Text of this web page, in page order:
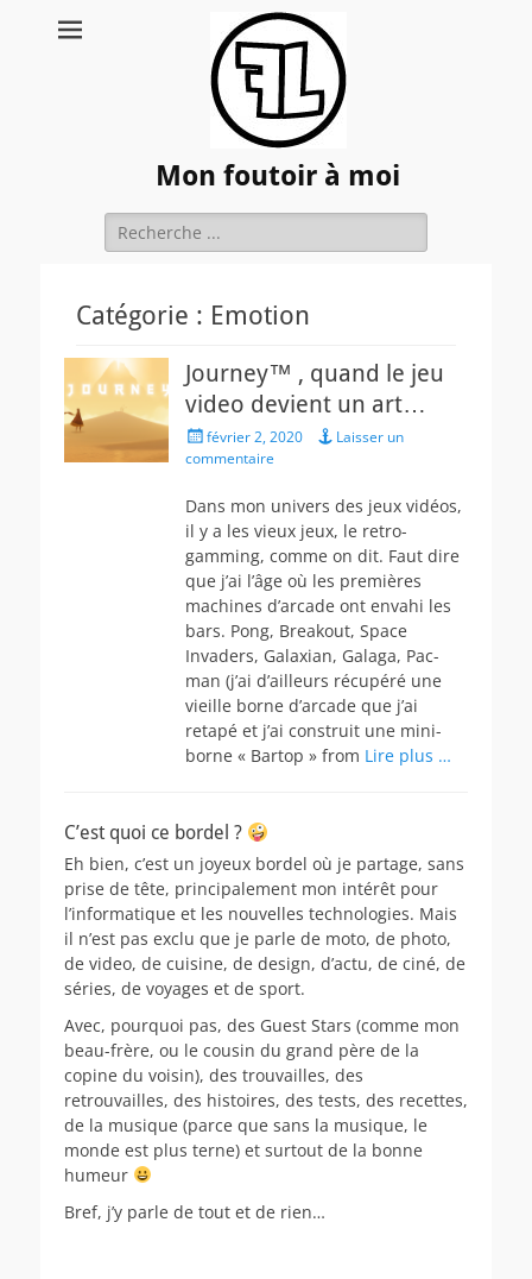
Mon foutoir à moi
Rechercher :
Catégorie : Emotion
Journey™ , quand le jeu
video devient un art…
Posted
on
février 2, 2020
Laisser un
commentaire
Dans mon univers des jeux vidéos,
il y a les vieux jeux, le retro-
gamming, comme on dit. Faut dire
que j’ai l’âge où les premières
machines d’arcade ont envahi les
bars. Pong, Breakout, Space
Invaders, Galaxian, Galaga, Pac-
man (j’ai d’ailleurs récupéré une
vieille borne d’arcade que j’ai
retapé et j’ai construit une mini-
borne « Bartop » from Lire plus …
C’est quoi ce bordel ?
Eh bien, c’est un joyeux bordel où je partage, sans
prise de tête, principalement mon intérêt pour
l’informatique et les nouvelles technologies. Mais
il n’est pas exclu que je parle de moto, de photo,
de video, de cuisine, de design, d’actu, de ciné, de
séries, de voyages et de sport.
Avec, pourquoi pas, des Guest Stars (comme mon
beau-frère, ou le cousin du grand père de la
copine du voisin), des trouvailles, des
retrouvailles, des histoires, des tests, des recettes,
de la musique (parce que sans la musique, le
monde est plus terne) et surtout de la bonne
humeur
Bref, j’y parle de tout et de rien…